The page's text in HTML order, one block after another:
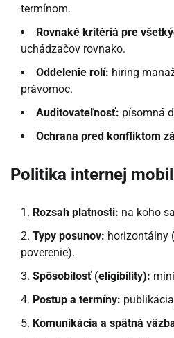
termínom.
Rovnaké kritériá pre
uchádzačov rovnako.
Oddelenie rolí: hiring
právomoc.
Auditovateľnosť: písomná
Ochrana pred konfliktom
Politika internej
Rozsah platnosti: na koho
Typy posunov: horizontálny
poverenie).
Spôsobilosť (eligibility):
Postup a termíny:
Komunikácia a spätná